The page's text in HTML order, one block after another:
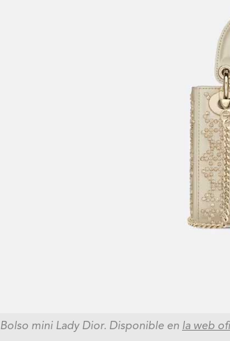
Bolso mini Lady Dior. Disponible en la web